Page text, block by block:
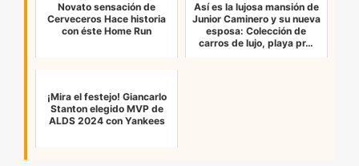
Novato sensación de
Cerveceros Hace historia
con éste Home Run
Así es la lujosa mansión de
Junior Caminero y su nueva
esposa: Colección de
carros de lujo, playa pr…
¡Mira el festejo! Giancarlo
Stanton elegido MVP de
ALDS 2024 con Yankees